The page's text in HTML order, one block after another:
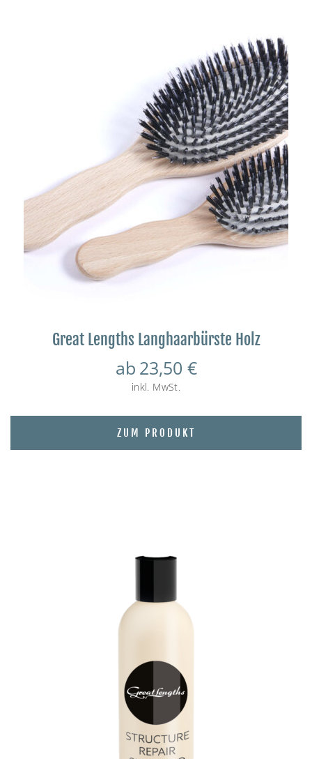
Great Lengths Langhaarbürste Holz
ab 23,50 €
inkl. MwSt.
ZUM PRODUKT